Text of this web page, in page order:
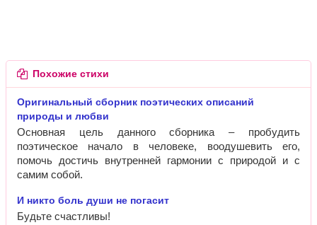
Похожие стихи
Оригинальный сборник поэтических описаний
природы и любви
Основная цель данного сборника – пробудить
поэтическое начало в человеке, воодушевить его,
помочь достичь внутренней гармонии с природой и с
самим собой.
И никто боль души не погасит
Будьте счастливы!